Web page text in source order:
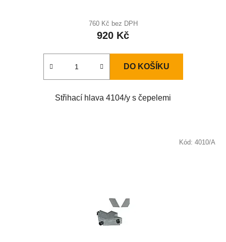
760 Kč bez DPH
920 Kč
DO KOŠÍKU
Střihací hlava 4104/y s čepelemi
Kód: 4010/A